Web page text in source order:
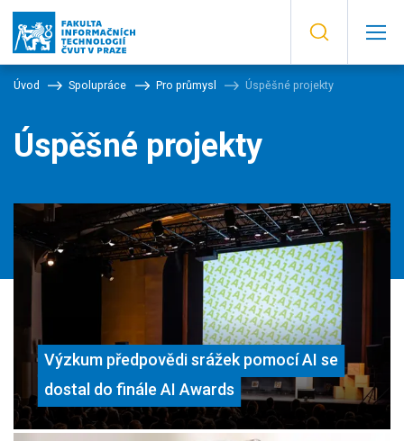
Úvod Spolupráce Pro průmysl Úspěšné projekty
Úspěšné projekty
Výzkum předpovědi srážek pomocí AI se
dostal do finále AI Awards